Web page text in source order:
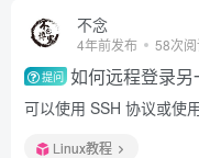
不念
4年前发布 58次
提问 如何远程登录另
可以使用 SSH 协议或使
Linux教程